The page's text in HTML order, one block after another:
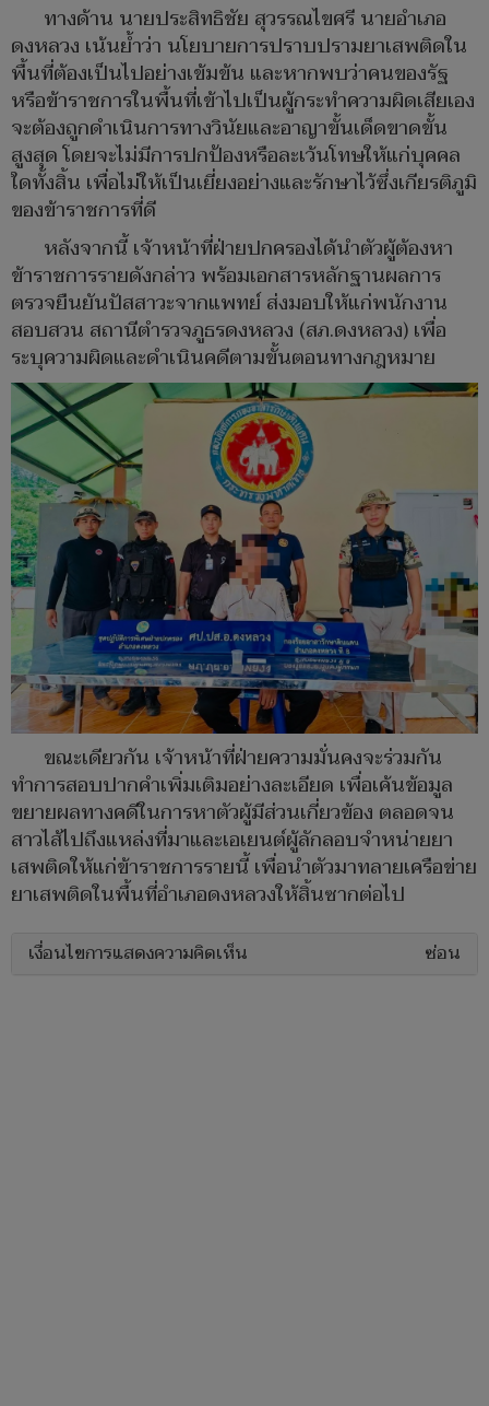
ทางด้าน นายประสิทธิชัย สุวรรณไขศรี นายอำเภอ
ดงหลวง เน้นย้ำว่า นโยบายการปราบปรามยาเสพติดใน
พื้นที่ต้องเป็นไปอย่างเข้มข้น และหากพบว่าคนของรัฐ
หรือข้าราชการในพื้นที่เข้าไปเป็นผู้กระทำความผิดเสียเอง
จะต้องถูกดำเนินการทางวินัยและอาญาขั้นเด็ดขาดขั้น
สูงสุด โดยจะไม่มีการปกป้องหรือละเว้นโทษให้แก่บุคคล
ใดทั้งสิ้น เพื่อไม่ให้เป็นเยี่ยงอย่างและรักษาไว้ซึ่งเกียรติภูมิ
ของข้าราชการที่ดี
หลังจากนี้ เจ้าหน้าที่ฝ่ายปกครองได้นำตัวผู้ต้องหา
ข้าราชการรายดังกล่าว พร้อมเอกสารหลักฐานผลการ
ตรวจยืนยันปัสสาวะจากแพทย์ ส่งมอบให้แก่พนักงาน
สอบสวน สถานีตำรวจภูธรดงหลวง (สภ.ดงหลวง) เพื่อ
ระบุความผิดและดำเนินคดีตามขั้นตอนทางกฎหมาย
ขณะเดียวกัน เจ้าหน้าที่ฝ่ายความมั่นคงจะร่วมกัน
ทำการสอบปากคำเพิ่มเติมอย่างละเอียด เพื่อเค้นข้อมูล
ขยายผลทางคดีในการหาตัวผู้มีส่วนเกี่ยวข้อง ตลอดจน
สาวไส้ไปถึงแหล่งที่มาและเอเยนต์ผู้ลักลอบจำหน่ายยา
เสพติดให้แก่ข้าราชการรายนี้ เพื่อนำตัวมาทลายเครือข่าย
ยาเสพติดในพื้นที่อำเภอดงหลวงให้สิ้นซากต่อไป
เงื่อนไขการแสดงความคิดเห็น ซ่อน